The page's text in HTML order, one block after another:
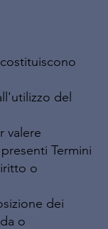
del
valere
Termini
o
dei
o